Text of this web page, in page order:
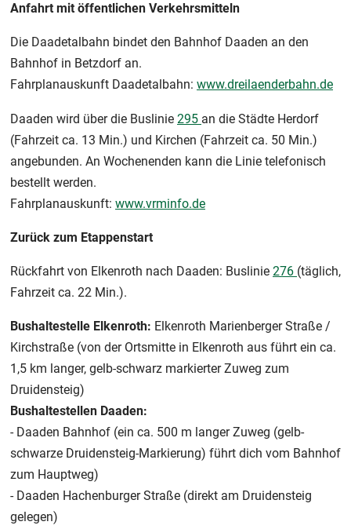
Anfahrt mit öffentlichen Verkehrsmitteln
Die Daadetalbahn bindet den Bahnhof Daaden an den
Bahnhof in Betzdorf an.
Fahrplanauskunft Daadetalbahn: www.dreilaenderbahn.de
Daaden wird über die Buslinie 295 an die Städte Herdorf
(Fahrzeit ca. 13 Min.) und Kirchen (Fahrzeit ca. 50 Min.)
angebunden. An Wochenenden kann die Linie telefonisch
bestellt werden.
Fahrplanauskunft: www.vrminfo.de
Zurück zum Etappenstart
Rückfahrt von Elkenroth nach Daaden: Buslinie 276 (täglich,
Fahrzeit ca. 22 Min.).
Bushaltestelle Elkenroth: Elkenroth Marienberger Straße /
Kirchstraße (von der Ortsmitte in Elkenroth aus führt ein ca.
1,5 km langer, gelb-schwarz markierter Zuweg zum
Druidensteig)
Bushaltestellen Daaden:
- Daaden Bahnhof (ein ca. 500 m langer Zuweg (gelb-
schwarze Druidensteig-Markierung) führt dich vom Bahnhof
zum Hauptweg)
- Daaden Hachenburger Straße (direkt am Druidensteig
gelegen)